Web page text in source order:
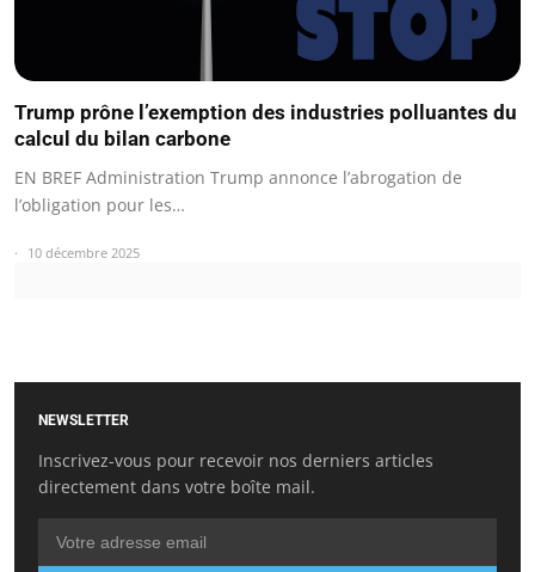
Trump prône l’exemption des industries polluantes du
calcul du bilan carbone
EN BREF Administration Trump annonce l’abrogation de
l’obligation pour les…
10 décembre 2025
NEWSLETTER
Inscrivez-vous pour recevoir nos derniers articles
directement dans votre boîte mail.